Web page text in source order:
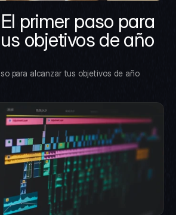
primer paso para
objetivos de año
para alcanzar tus objetivos de año